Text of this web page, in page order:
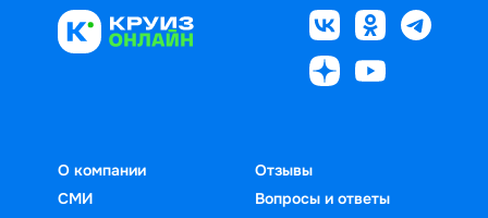
О компании
СМИ
Отзывы
Вопросы и ответы